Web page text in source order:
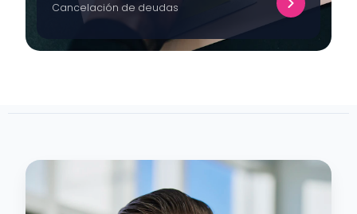
Cancelación de deudas